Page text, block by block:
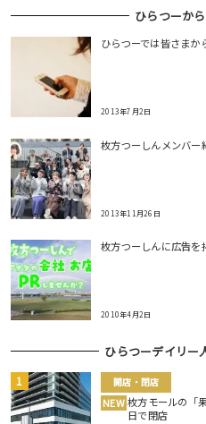
ひらつーか
ひらつーでは皆さまか
2013年7月2日
枚方つーしんメンバー
2013年11月26日
枚方つーしんに広告を
2010年4月2日
ひらつーデイリー
開店・閉店
NEW 枚方モールの「
日で閉店